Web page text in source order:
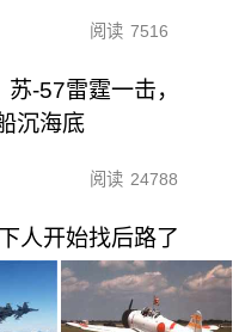
阅读 7516
-57雷霆一击，
沉海底
阅读 24788
人开始找后路了